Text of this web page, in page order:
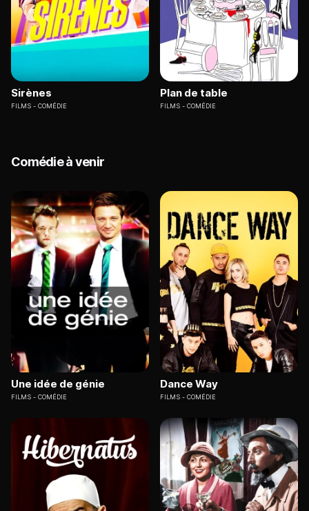
Sirènes
FILMS COMÉDIE
Plan de table
FILMS COMÉDIE
Comédie à venir
Une idée de génie
FILMS COMÉDIE
Dance Way
FILMS COMÉDIE